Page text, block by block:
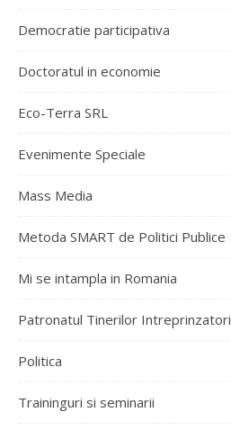
Democratie participativa
Doctoratul in economie
Eco-Terra SRL
Evenimente Speciale
Mass Media
Metoda SMART de Politici Publice
Mi se intampla in Romania
Patronatul Tinerilor Intreprinzatori
Politica
Traininguri si seminarii